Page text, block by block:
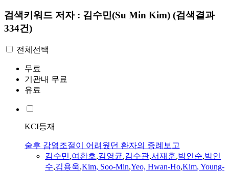
검색키워드 저자 : 김수민(Su Min Kim) (검색결과
334건)
전체선택
무료
기관내 무료
유료
KCI등재
술후 감염조절이 어려웠던 환자의 증례보고
김수민,여환호,김영균,김수관,서재훈,박인순,박인
수,김용욱,Kim, Soo-Min,Yeo, Hwan-Ho,Kim, Young-